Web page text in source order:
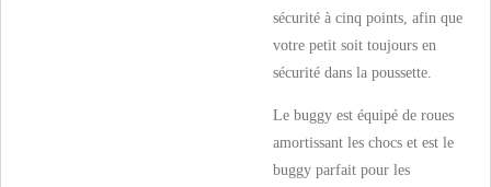
sécurité à cinq points, afin que
votre petit soit toujours en
sécurité dans la poussette.
Le buggy est équipé de roues
amortissant les chocs et est le
buggy parfait pour les